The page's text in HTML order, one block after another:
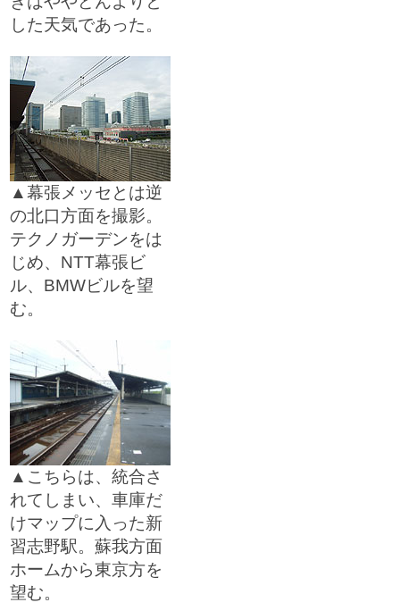
した天気であった。
▲幕張メッセとは逆
の北口方面を撮影。
テクノガーデンをは
じめ、NTT幕張ビ
ル、BMWビルを望
む。
▲こちらは、統合さ
れてしまい、車庫だ
けマップに入った新
習志野駅。蘇我方面
ホームから東京方を
望む。